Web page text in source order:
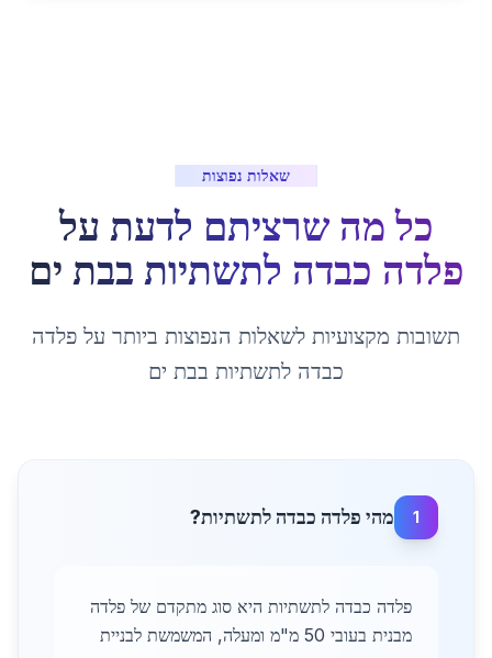
שאלות נפוצות
כל מה שרציתם לדעת על
פלדה כבדה לתשתיות בבת ים
תשובות מקצועיות לשאלות הנפוצות ביותר על פלדה
כבדה לתשתיות בבת ים
1 מהי פלדה כבדה לתשתיות?
פלדה כבדה לתשתיות היא סוג מתקדם של פלדה
מבנית בעובי 50 מ"מ ומעלה, המשמשת לבניית